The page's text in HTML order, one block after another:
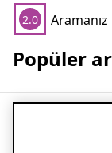
2.0
Popüler